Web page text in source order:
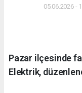
05.06.2026 -
Pazar ilçesinde
Elektrik,